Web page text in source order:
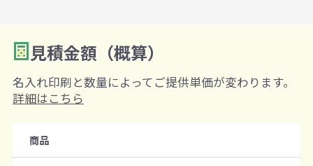
2 数量を入力
購入条件
既製品：200個から
見積金額（概算）
名入れ印刷と数量によってご提供単価が変わります。
詳細はこちら
商品